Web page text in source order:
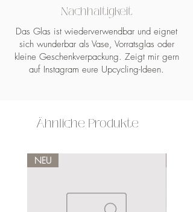
Nachhaltigkeit
Das Glas ist wiederverwendbar und eignet
sich wunderbar als Vase, Vorratsglas oder
kleine Geschenkverpackung. Zeigt mir gern
auf Instagram eure Upcycling-Ideen.
Ähnliche Produkte
NEU